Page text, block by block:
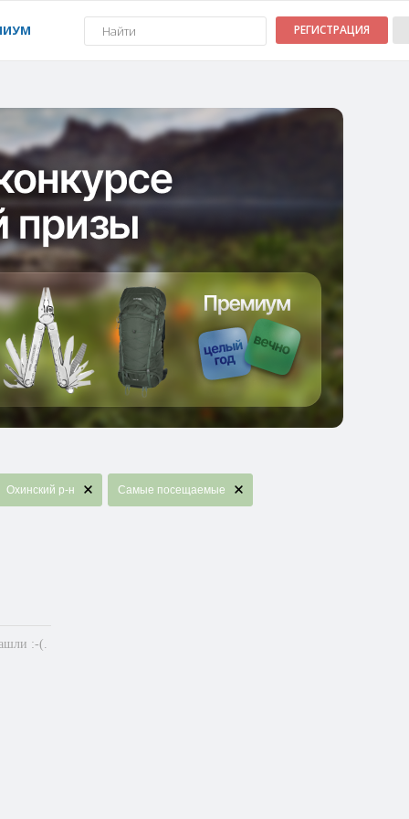
РЕГИСТРАЦИЯ
Охинский р-н Самые посещаемые
:-(.